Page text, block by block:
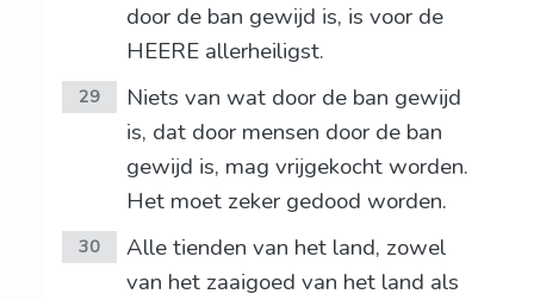
door de ban gewijd is, is voor de
HEERE allerheiligst.
29
Niets van wat door de ban gewijd
is, dat door mensen door de ban
gewijd is, mag vrijgekocht worden.
Het moet zeker gedood worden.
30
Alle tienden van het land, zowel
van het zaaigoed van het land als